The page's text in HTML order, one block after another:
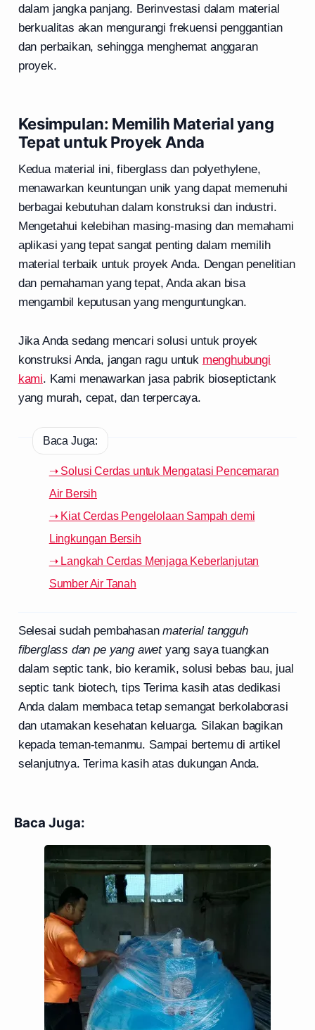
dalam jangka panjang. Berinvestasi dalam material
berkualitas akan mengurangi frekuensi penggantian
dan perbaikan, sehingga menghemat anggaran
proyek.
Kesimpulan: Memilih Material yang
Tepat untuk Proyek Anda
Kedua material ini, fiberglass dan polyethylene,
menawarkan keuntungan unik yang dapat memenuhi
berbagai kebutuhan dalam konstruksi dan industri.
Mengetahui kelebihan masing-masing dan memahami
aplikasi yang tepat sangat penting dalam memilih
material terbaik untuk proyek Anda. Dengan penelitian
dan pemahaman yang tepat, Anda akan bisa
mengambil keputusan yang menguntungkan.
Jika Anda sedang mencari solusi untuk proyek
konstruksi Anda, jangan ragu untuk menghubungi
kami. Kami menawarkan jasa pabrik bioseptictank
yang murah, cepat, dan terpercaya.
Baca Juga:
➝ Solusi Cerdas untuk Mengatasi Pencemaran
Air Bersih
➝ Kiat Cerdas Pengelolaan Sampah demi
Lingkungan Bersih
➝ Langkah Cerdas Menjaga Keberlanjutan
Sumber Air Tanah
Selesai sudah pembahasanmaterial tangguh
fiberglass dan pe yang awetyang saya tuangkan
dalam septic tank, bio keramik, solusi bebas bau, jual
septic tank biotech, tips Terima kasih atas dedikasi
Anda dalam membaca tetap semangat berkolaborasi
dan utamakan kesehatan keluarga. Silakan bagikan
kepada teman-temanmu. Sampai bertemu di artikel
selanjutnya. Terima kasih atas dukungan Anda.
Baca Juga: